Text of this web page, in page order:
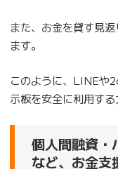
また、お金を貸す見
ます。
このように、LINEや
示板を安全に利用す
個人間融資・
など、お金支